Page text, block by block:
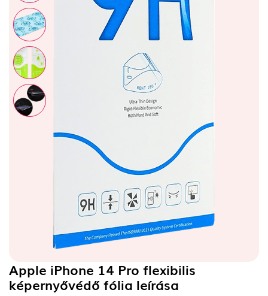
Apple iPhone 14 Pro flexibilis
képernyővédő fólia leírása